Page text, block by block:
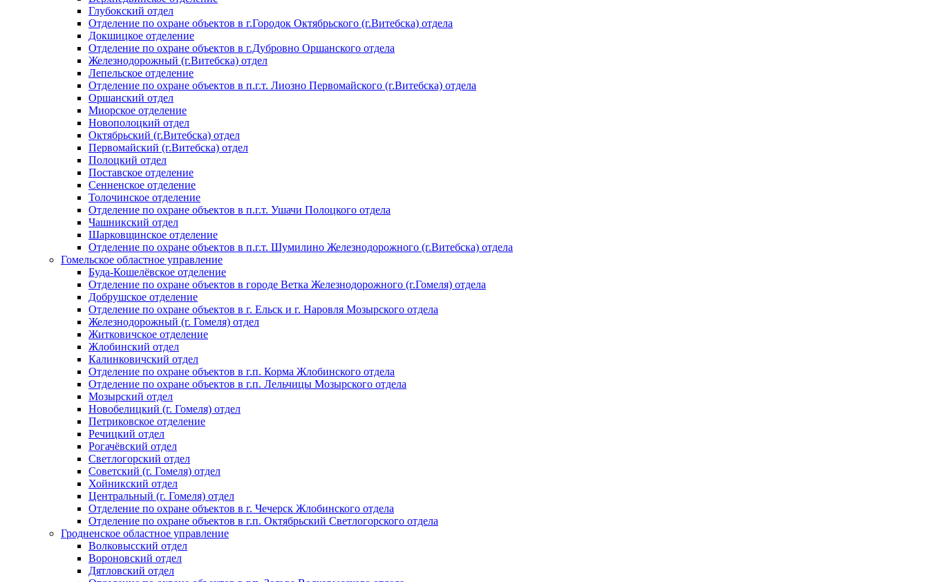
Глубокский отдел
Отделение по охране объектов в г.Городок Октябрьского (г.Витебска) отдела
Докшицкое отделение
Отделение по охране объектов в г.Дубровно Оршанского отдела
Железнодорожный (г.Витебска) отдел
Лепельское отделение
Отделение по охране объектов в п.г.т. Лиозно Первомайского (г.Витебска) отдела
Оршанский отдел
Миорское отделение
Новополоцкий отдел
Октябрьский (г.Витебска) отдел
Первомайский (г.Витебска) отдел
Полоцкий отдел
Поставское отделение
Сенненское отделение
Толочинское отделение
Отделение по охране объектов в п.г.т. Ушачи Полоцкого отдела
Чашникский отдел
Шарковщинское отделение
Отделение по охране объектов в п.г.т. Шумилино Железнодорожного (г.Витебска) отдела
Гомельское областное управление
Буда-Кошелёвское отделение
Отделение по охране объектов в городе Ветка Железнодорожного (г.Гомеля) отдела
Добрушское отделение
Отделение по охране объектов в г. Ельск и г. Наровля Мозырского отдела
Железнодорожный (г. Гомеля) отдел
Житковичское отделение
Жлобинский отдел
Калинковичский отдел
Отделение по охране объектов в г.п. Корма Жлобинского отдела
Отделение по охране объектов в г.п. Лельчицы Мозырского отдела
Мозырский отдел
Новобелицкий (г. Гомеля) отдел
Петриковское отделение
Речицкий отдел
Рогачёвский отдел
Светлогорский отдел
Советский (г. Гомеля) отдел
Хойникский отдел
Центральный (г. Гомеля) отдел
Отделение по охране объектов в г. Чечерск Жлобинского отдела
Отделение по охране объектов в г.п. Октябрьский Светлогорского отдела
Гродненское областное управление
Волковысский отдел
Вороновский отдел
Дятловский отдел